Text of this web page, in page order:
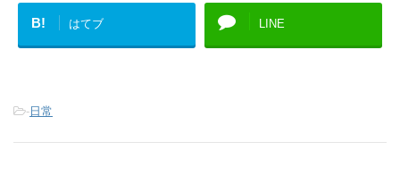
B! はてブ LINE
-日常